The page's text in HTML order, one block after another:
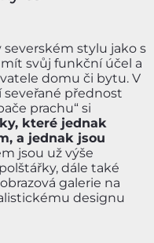
stylu jako s
svůj funkční účel a
domu či bytu. V
přednost
prachu“ si
které jednak
a jednak jsou
jsou už výše
dále také
galerie na
designu